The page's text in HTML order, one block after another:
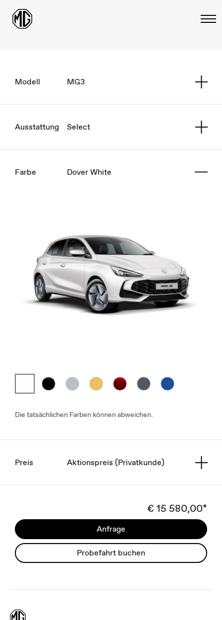
Modell MG3
Ausstattung Select
Farbe Dover White
Die tatsächlichen Farben können abweichen.
Preis Aktionspreis (Privatkunde)
€ 15 580,00*
Anfrage
Probefahrt buchen